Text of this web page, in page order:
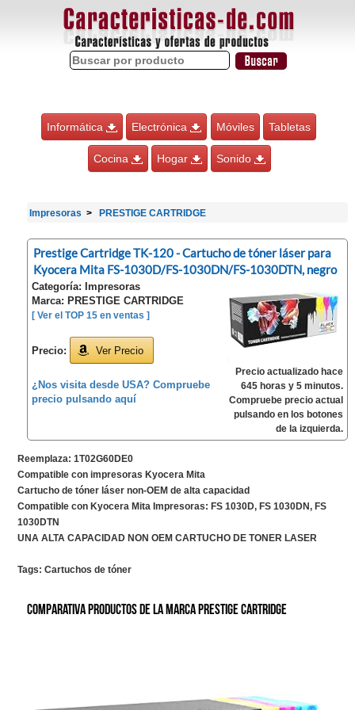
Informática Electrónica Móviles Tabletas
Cocina Hogar Sonido
Impresoras PRESTIGE CARTRIDGE
Prestige Cartridge TK-120 - Cartucho de tóner láser para
Kyocera Mita FS-1030D/FS-1030DN/FS-1030DTN, negro
Categoría: Impresoras
Marca: PRESTIGE CARTRIDGE
[ Ver el TOP 15 en ventas ]
Precio: Ver Precio
¿Nos visita desde USA? Compruebe
precio pulsando aquí
Precio actualizado hace
645 horas y 5 minutos.
Compruebe precio actual
pulsando en los botones
de la izquierda.
Reemplaza: 1T02G60DE0
Compatible con impresoras Kyocera Mita
Cartucho de tóner láser non-OEM de alta capacidad
Compatible con Kyocera Mita Impresoras: FS 1030D, FS 1030DN, FS
1030DTN
UNA ALTA CAPACIDAD NON OEM CARTUCHO DE TONER LASER
Tags: Cartuchos de tóner
Comparativa productos de la marca PRESTIGE CARTRIDGE